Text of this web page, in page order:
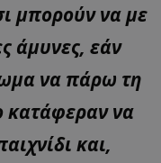
μπορούν να με
άμυνες, εάν
να πάρω τη
κατάφεραν να
και,